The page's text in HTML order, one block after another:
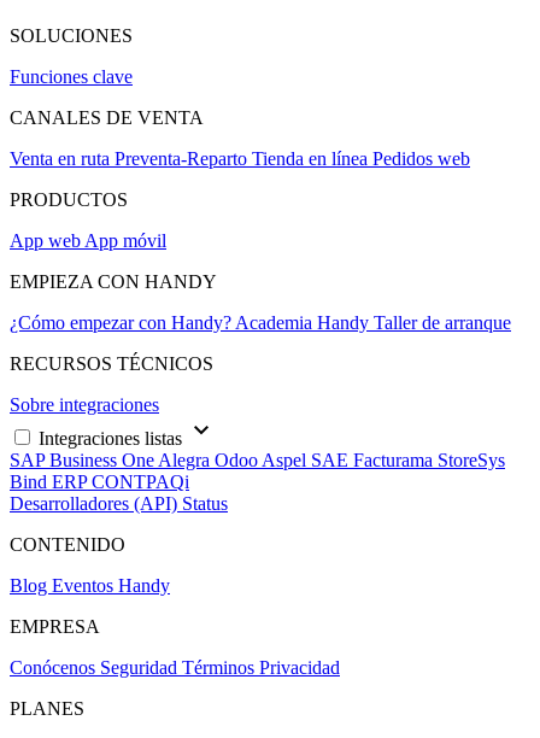
SOLUCIONES
Funciones clave
CANALES DE VENTA
Venta en ruta Preventa-Reparto Tienda en línea Pedidos web
PRODUCTOS
App web App móvil
EMPIEZA CON HANDY
¿Cómo empezar con Handy? Academia Handy Taller de arranque
RECURSOS TÉCNICOS
Sobre integraciones
Integraciones listas keyboard_arrow_down
SAP Business One Alegra Odoo Aspel SAE Facturama StoreSys
Bind ERPCONTPAQi
Desarrolladores (API) Status
CONTENIDO
Blog Eventos Handy
EMPRESA
Conócenos Seguridad Términos Privacidad
PLANES